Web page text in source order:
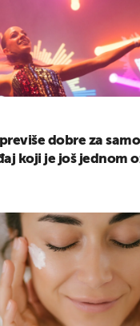
dobre za
koji je još jednom